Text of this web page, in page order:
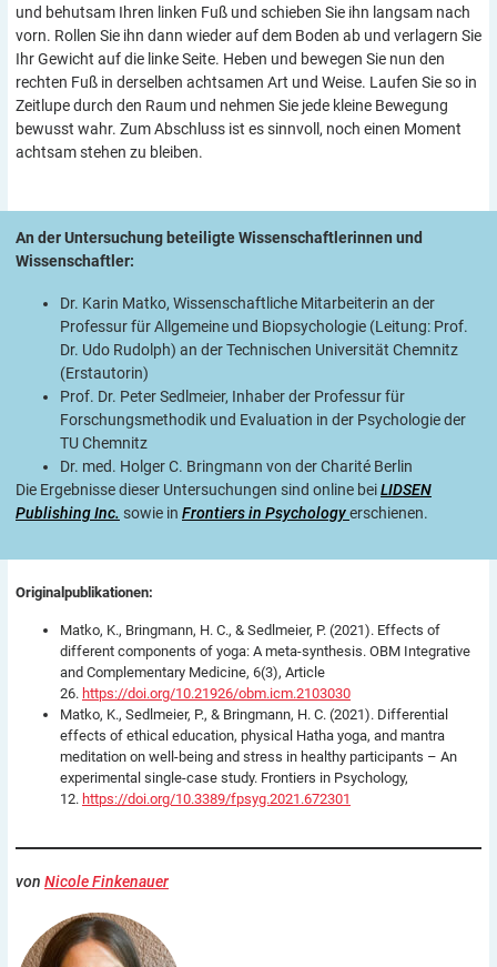
und behutsam Ihren linken Fuß und schieben Sie ihn langsam nach
vorn. Rollen Sie ihn dann wieder auf dem Boden ab und verlagern Sie
Ihr Gewicht auf die linke Seite. Heben und bewegen Sie nun den
rechten Fuß in derselben achtsamen Art und Weise. Laufen Sie so in
Zeitlupe durch den Raum und nehmen Sie jede kleine Bewegung
bewusst wahr. Zum Abschluss ist es sinnvoll, noch einen Moment
achtsam stehen zu bleiben.
An der Untersuchung beteiligte Wissenschaftlerinnen und
Wissenschaftler:
Dr. Karin Matko, Wissenschaftliche Mitarbeiterin an der
Professur für Allgemeine und Biopsychologie (Leitung: Prof.
Dr. Udo Rudolph) an der Technischen Universität Chemnitz
(Erstautorin)
Prof. Dr. Peter Sedlmeier, Inhaber der Professur für
Forschungsmethodik und Evaluation in der Psychologie der
TU Chemnitz
Dr. med. Holger C. Bringmann von der Charité Berlin
Die Ergebnisse dieser Untersuchungen sind online beiLIDSEN
Publishing Inc. sowie in Frontiers in Psychologyerschienen.
Originalpublikationen:
Matko, K., Bringmann, H. C., & Sedlmeier, P. (2021). Effects of
different components of yoga: A meta-synthesis. OBM Integrative
and Complementary Medicine, 6(3), Article
26. https://doi.org/10.21926/obm.icm.2103030
Matko, K., Sedlmeier, P., & Bringmann, H. C. (2021). Differential
effects of ethical education, physical Hatha yoga, and mantra
meditation on well-being and stress in healthy participants – An
experimental single-case study. Frontiers in Psychology,
12. https://doi.org/10.3389/fpsyg.2021.672301
von Nicole Finkenauer